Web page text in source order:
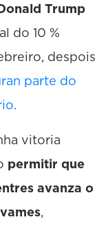
Trump
do 10 %
despois
parte do
vitoria
permitir que
avanza o
,